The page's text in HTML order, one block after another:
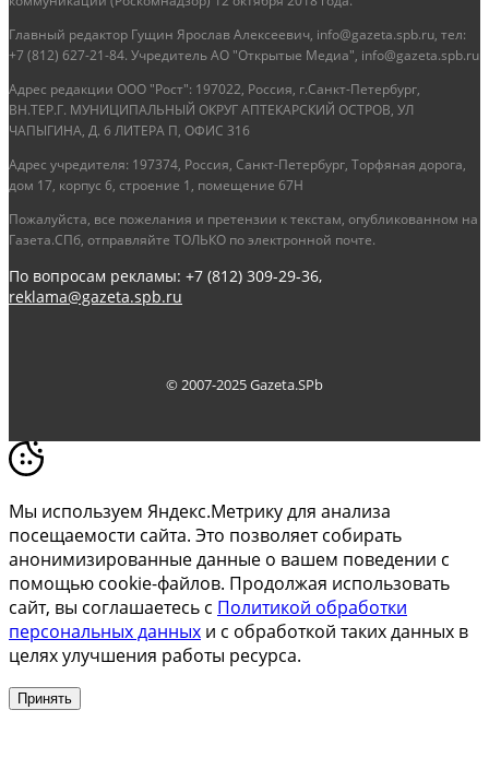
Главный редактор Гущин Ярослав Алексеевич, info@gazeta.spb.ru, тел:
+7 (812) 627-21-84. Учредитель АО "Открытые Медиа", info@gazeta.spb.ru
Адрес редакции ООО "Рост": 197022, Россия, г.Санкт-Петербург,
ВН.ТЕР.Г. МУНИЦИПАЛЬНЫЙ ОКРУГ АПТЕКАРСКИЙ ОСТРОВ, УЛ
ЧАПЫГИНА, Д. 6 ЛИТЕРА П, ОФИС 316
Адрес учредителя: 197374, Россия, Санкт-Петербург, Торфяная дорога,
дом 17, корпус 6, строение 1, помещение 67Н
Пожалуйста, все пожелания и претензии к текстам, опубликованном на
Газета.СПб, отправляйте ТОЛЬКО по электронной почте.
По вопросам рекламы: +7 (812) 309-29-36,
reklama@gazeta.spb.ru
© 2007-2025 Gazeta.SPb
Мы используем Яндекс.Метрику для анализа
посещаемости сайта. Это позволяет собирать
анонимизированные данные о вашем поведении с
помощью cookie-файлов. Продолжая использовать
сайт, вы соглашаетесь с Политикой обработки
персональных данных и с обработкой таких данных в
целях улучшения работы ресурса.
Принять